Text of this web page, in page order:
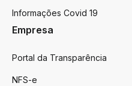
Informações Covid 19
Empresa
Portal da Transparência
NFS-e